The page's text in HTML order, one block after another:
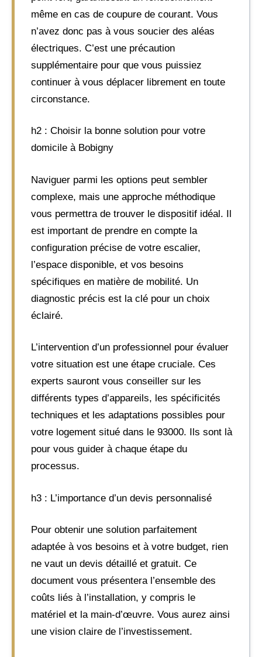
même en cas de coupure de courant. Vous
n’avez donc pas à vous soucier des aléas
électriques. C’est une précaution
supplémentaire pour que vous puissiez
continuer à vous déplacer librement en toute
circonstance.
h2 : Choisir la bonne solution pour votre
domicile à Bobigny
Naviguer parmi les options peut sembler
complexe, mais une approche méthodique
vous permettra de trouver le dispositif idéal. Il
est important de prendre en compte la
configuration précise de votre escalier,
l’espace disponible, et vos besoins
spécifiques en matière de mobilité. Un
diagnostic précis est la clé pour un choix
éclairé.
L’intervention d’un professionnel pour évaluer
votre situation est une étape cruciale. Ces
experts sauront vous conseiller sur les
différents types d’appareils, les spécificités
techniques et les adaptations possibles pour
votre logement situé dans le 93000. Ils sont là
pour vous guider à chaque étape du
processus.
h3 : L’importance d’un devis personnalisé
Pour obtenir une solution parfaitement
adaptée à vos besoins et à votre budget, rien
ne vaut un devis détaillé et gratuit. Ce
document vous présentera l’ensemble des
coûts liés à l’installation, y compris le
matériel et la main-d’œuvre. Vous aurez ainsi
une vision claire de l’investissement.